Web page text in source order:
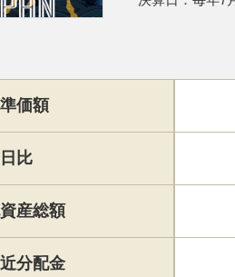
価額
比
産総額
分配金